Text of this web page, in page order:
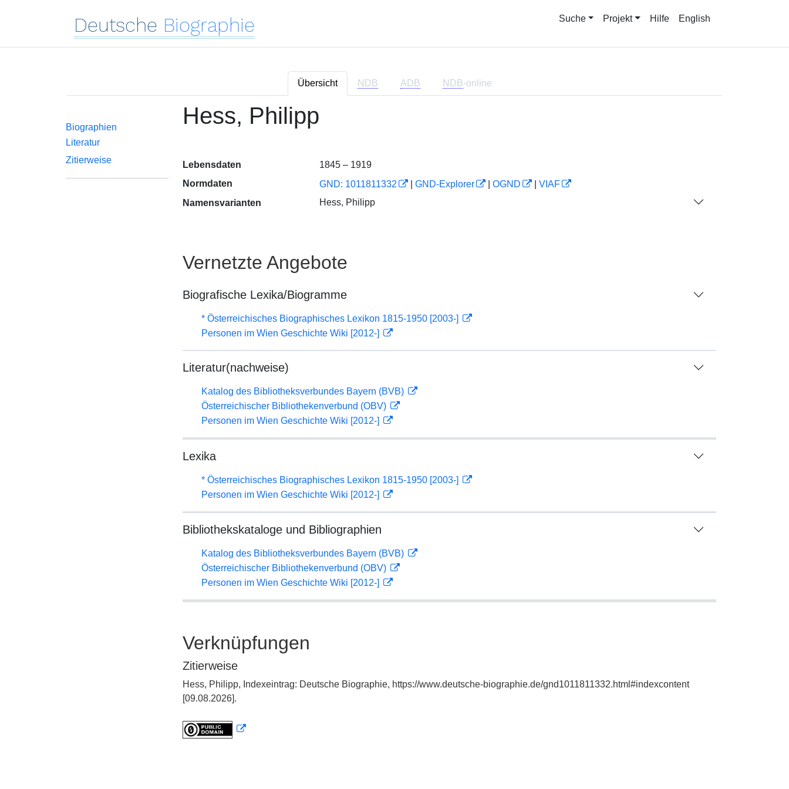
Deutsche Biographie Suche Projekt Hilfe English
Übersicht NDB ADB NDB-online
Biographien
Literatur
Zitierweise
Hess, Philipp
Lebensdaten
1845 – 1919
Normdaten
GND: 1011811332 GND-Explorer OGND
VIAF
Namensvarianten
Hess, Philipp
Vernetzte Angebote
Biografische Lexika/Biogramme
* Österreichisches Biographisches Lexikon 1815-1950 [2003-]
Personen im Wien Geschichte Wiki [2012-]
Literatur(nachweise)
Katalog des Bibliotheksverbundes Bayern (BVB)
Österreichischer Bibliothekenverbund (OBV)
Personen im Wien Geschichte Wiki [2012-]
Lexika
* Österreichisches Biographisches Lexikon 1815-1950 [2003-]
Personen im Wien Geschichte Wiki [2012-]
Bibliothekskataloge und Bibliographien
Katalog des Bibliotheksverbundes Bayern (BVB)
Österreichischer Bibliothekenverbund (OBV)
Personen im Wien Geschichte Wiki [2012-]
Verknüpfungen
Zitierweise
Hess, Philipp, Indexeintrag: Deutsche Biographie, https://www.deutsche-biographie.de/gnd1011811332.html#indexcontent
[09.08.2026].